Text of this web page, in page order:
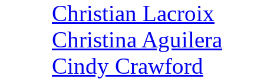
Christian Lacroix
Christina Aguilera
Cindy Crawford